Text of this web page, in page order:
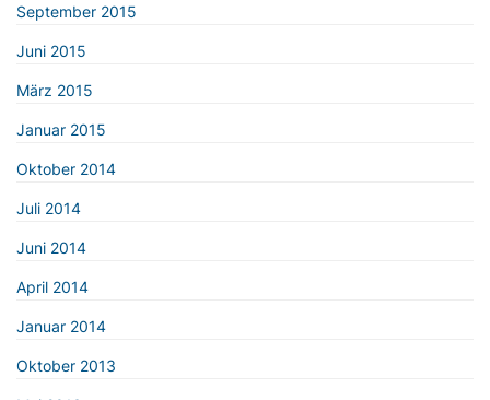
September 2015
Juni 2015
März 2015
Januar 2015
Oktober 2014
Juli 2014
Juni 2014
April 2014
Januar 2014
Oktober 2013